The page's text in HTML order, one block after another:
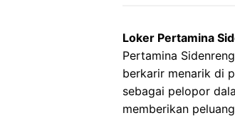
Loker Pertamina
Pertamina
berkarir menarik di
sebagai pelopor
memberikan